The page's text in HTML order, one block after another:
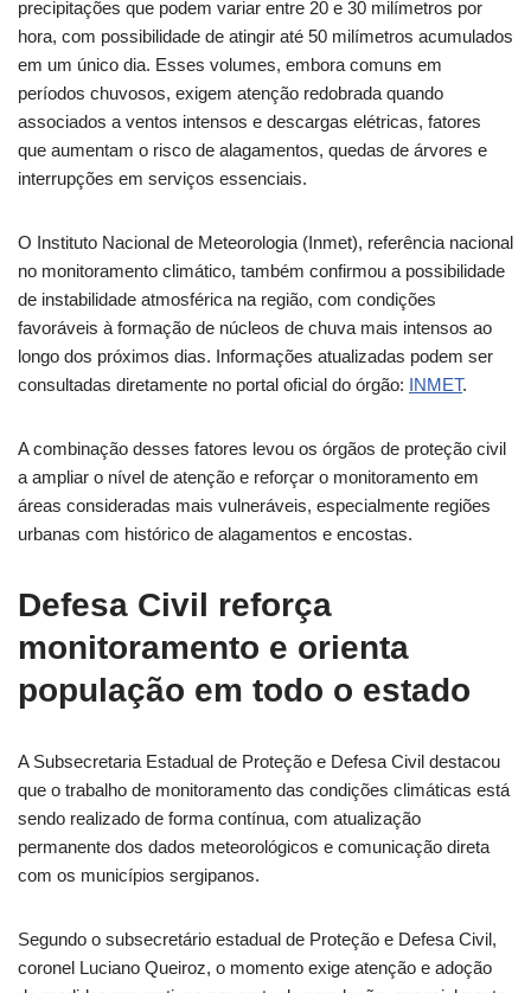
precipitações que podem variar entre 20 e 30 milímetros por
hora, com possibilidade de atingir até 50 milímetros acumulados
em um único dia. Esses volumes, embora comuns em
períodos chuvosos, exigem atenção redobrada quando
associados a ventos intensos e descargas elétricas, fatores
que aumentam o risco de alagamentos, quedas de árvores e
interrupções em serviços essenciais.
O Instituto Nacional de Meteorologia (Inmet), referência nacional
no monitoramento climático, também confirmou a possibilidade
de instabilidade atmosférica na região, com condições
favoráveis à formação de núcleos de chuva mais intensos ao
longo dos próximos dias. Informações atualizadas podem ser
consultadas diretamente no portal oficial do órgão: INMET.
A combinação desses fatores levou os órgãos de proteção civil
a ampliar o nível de atenção e reforçar o monitoramento em
áreas consideradas mais vulneráveis, especialmente regiões
urbanas com histórico de alagamentos e encostas.
Defesa Civil reforça
monitoramento e orienta
população em todo o estado
A Subsecretaria Estadual de Proteção e Defesa Civil destacou
que o trabalho de monitoramento das condições climáticas está
sendo realizado de forma contínua, com atualização
permanente dos dados meteorológicos e comunicação direta
com os municípios sergipanos.
Segundo o subsecretário estadual de Proteção e Defesa Civil,
coronel Luciano Queiroz, o momento exige atenção e adoção